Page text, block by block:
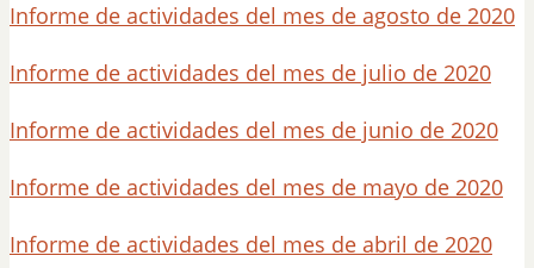
Informe de actividades del mes de agosto de 2020
Informe de actividades del mes de julio de 2020
Informe de actividades del mes de junio de 2020
Informe de actividades del mes de mayo de 2020
Informe de actividades del mes de abril de 2020